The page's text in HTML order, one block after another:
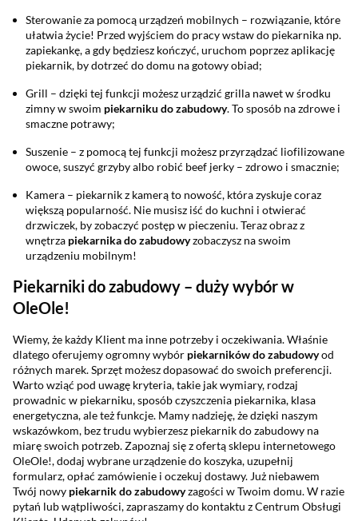
Sterowanie za pomocą urządzeń mobilnych – rozwiązanie, które
ułatwia życie! Przed wyjściem do pracy wstaw do piekarnika np.
zapiekankę, a gdy będziesz kończyć, uruchom poprzez aplikację
piekarnik, by dotrzeć do domu na gotowy obiad;
Grill – dzięki tej funkcji możesz urządzić grilla nawet w środku
zimny w swoim piekarniku do zabudowy. To sposób na zdrowe i
smaczne potrawy;
Suszenie – z pomocą tej funkcji możesz przyrządzać liofilizowane
owoce, suszyć grzyby albo robić beef jerky – zdrowo i smacznie;
Kamera – piekarnik z kamerą to nowość, która zyskuje coraz
większą popularność. Nie musisz iść do kuchni i otwierać
drzwiczek, by zobaczyć postęp w pieczeniu. Teraz obraz z
wnętrza piekarnika do zabudowyzobaczysz na swoim
urządzeniu mobilnym!
Piekarniki do zabudowy – duży wybór w
OleOle!
Wiemy, że każdy Klient ma inne potrzeby i oczekiwania. Właśnie
dlatego oferujemy ogromny wybór piekarników do zabudowyod
różnych marek. Sprzęt możesz dopasować do swoich preferencji.
Warto wziąć pod uwagę kryteria, takie jak wymiary, rodzaj
prowadnic w piekarniku, sposób czyszczenia piekarnika, klasa
energetyczna, ale też funkcje. Mamy nadzieję, że dzięki naszym
wskazówkom, bez trudu wybierzesz piekarnik do zabudowy na
miarę swoich potrzeb. Zapoznaj się z ofertą sklepu internetowego
OleOle!, dodaj wybrane urządzenie do koszyka, uzupełnij
formularz, opłać zamówienie i oczekuj dostawy. Już niebawem
Twój nowy piekarnik do zabudowyzagości w Twoim domu. W razie
pytań lub wątpliwości, zapraszamy do kontaktu z Centrum Obsługi